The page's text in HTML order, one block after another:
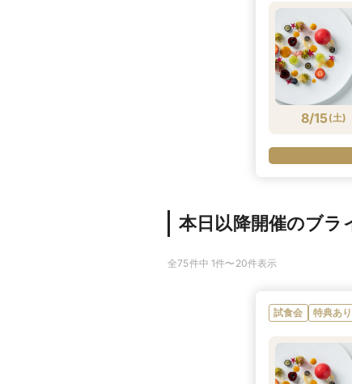
8/15(土)
本日以降開催のブラ
全75件中 1件〜20件表示
試食会 特典あり